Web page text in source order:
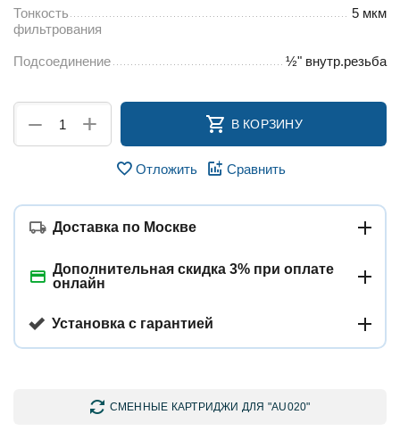
Тонкость
фильтрования
5 мкм
Подсоединение ½" внутр.резьба
+
− В КОРЗИНУ
Отложить Сравнить
Доставка по Москве
Дополнительная скидка 3% при оплате
онлайн
Установка с гарантией
СМЕННЫЕ КАРТРИДЖИ ДЛЯ "AU020"